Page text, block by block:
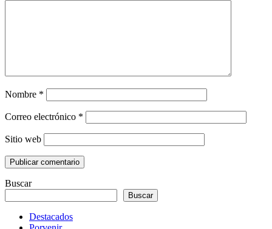
Nombre *
Correo electrónico *
Sitio web
Buscar
Buscar
Destacados